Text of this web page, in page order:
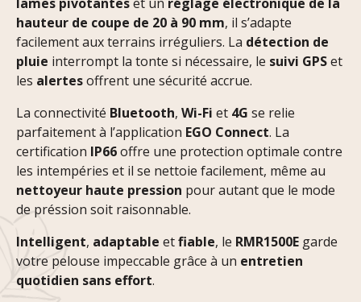
hauteur de coupe de 20 à 90 mm, il s’adapte
facilement aux terrains irréguliers. La détection de
pluie interrompt la tonte si nécessaire, le suivi GPSet
les alertesoffrent une sécurité accrue.
La connectivité Bluetooth, Wi-Fi et 4G se relie
parfaitement à l’application EGO Connect. La
certification IP66offre une protection optimale contre
les intempéries et il se nettoie facilement, même au
nettoyeur haute pression pour autant que le mode
de préssion soit raisonnable.
Intelligent, adaptable etfiable, le RMR1500E garde
votre pelouse impeccable grâce à un entretien
quotidien sans effort.